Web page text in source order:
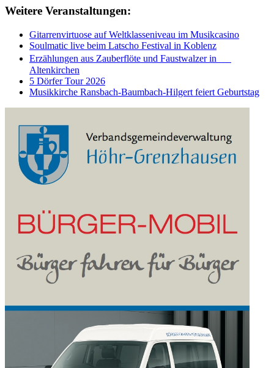
Weitere Veranstaltungen:
Gitarrenvirtuose auf Weltklasseniveau im Musikcasino
Soulmatic live beim Latscho Festival in Koblenz
Erzählungen aus Zauberflöte und Faustwalzer in
Altenkirchen
5 Dörfer Tour 2026
Musikkirche Ransbach-Baumbach-Hilgert feiert Geburtstag